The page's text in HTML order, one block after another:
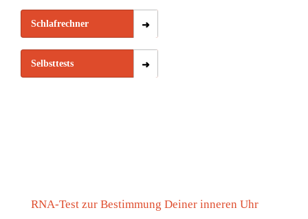
Schlafrechner
Selbsttests
RNA-Test zur Bestimmung Deiner inneren Uhr